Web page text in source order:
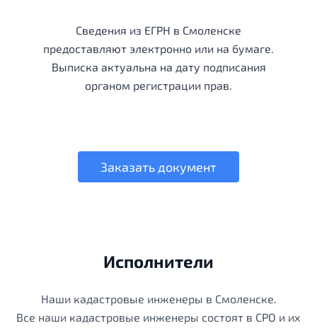
Сведения из ЕГРН в Смоленске
предоставляют электронно или на бумаге.
Выписка актуальна на дату подписания
органом регистрации прав.
Заказать документ
Исполнители
Наши кадастровые инженеры в Смоленске.
Все наши кадастровые инженеры состоят в СРО и их